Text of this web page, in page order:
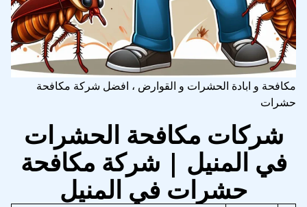
مكافحة و ابادة الحشرات و القوارض ، افضل شركة مكافحة
حشرات
شركات مكافحة الحشرات
في المنيل | شركة مكافحة
حشرات في المنيل